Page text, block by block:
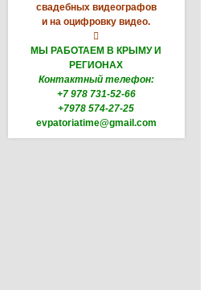
свадебных видеографов
и на оцифровку видео.

МЫ РАБОТАЕМ В КРЫМУ И
РЕГИОНАХ
Контактный телефон:
+7 978 731-52-66
+7978 574-27-25
evpatoriatime@gmail.com